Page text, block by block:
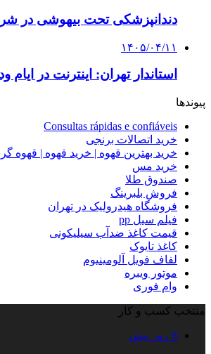
دندانپزشکی تحت بیهوشی در
۱۴۰۵/۰۴/۱۱
استاندار تهران: اینترنت در
پیوندها
Consultas rápidas e confiáveis
خرید اتصالات برنجی
خرید بهترین قهوه | خرید قهوه | قهوه
خرید مس
صندوق طلا
فروش بلبرینگ
فروشگاه هیدرولیک در تهران
فیلم سیل pp
قیمت کاغذ ضدآب سیلیکونی
کاغذ تایوک
لفاف فویل آلومینیوم
موتور ویبره
وام فوری
منتخب کسب و کار
6 روز پیش